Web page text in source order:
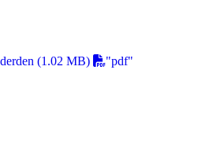
(1.02 MB)
"pdf"